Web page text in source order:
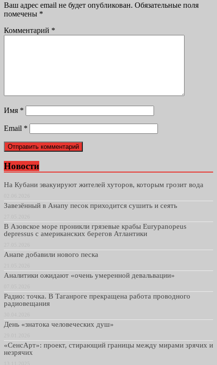
Ваш адрес email не будет опубликован. Обязательные поля
помечены *
Комментарий *
Имя *
Email *
Новости
На Кубани эвакуируют жителей хуторов, которым грозит вода
Завезённый в Анапу песок приходится сушить и сеять
В Азовское море проникли грязевые крабы Eurypanopeus
depressus с американских берегов Атлантики
Анапе добавили нового песка
Аналитики ожидают «очень умеренной девальвации»
Радио: точка. В Таганроге прекращена работа проводного
радиовещания
День «знатока человеческих душ»
«СенсАрт»: проект, стирающий границы между мирами зрячих и
незрячих